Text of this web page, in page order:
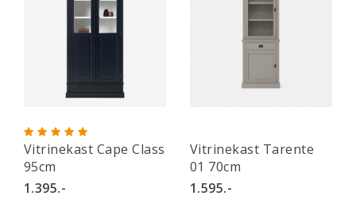
Vitrinekast Cape Class
95cm
1.395.-
Vitrinekast Tarente
01 70cm
1.595.-